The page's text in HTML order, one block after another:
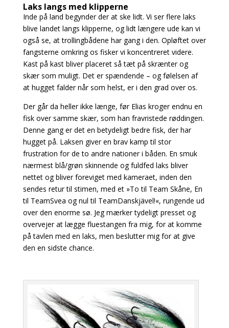
Laks langs med klipperne
Inde på land begynder der at ske lidt. Vi ser flere laks
blive landet langs klipperne, og lidt længere ude kan vi
også se, at trollingbådene har gang i den. Opløftet over
fangsterne omkring os fisker vi koncentreret videre.
Kast på kast bliver placeret så tæt på skrænter og
skær som muligt. Det er spændende – og følelsen af
at hugget falder når som helst, er i den grad over os.
Der går da heller ikke længe, før Elias kroger endnu en
fisk over samme skær, som han fravristede røddingen.
Denne gang er det en betydeligt bedre fisk, der har
hugget på. Laksen giver en brav kamp til stor
frustration for de to andre nationer i båden. En smuk
nærmest blå/grøn skinnende og fuldfed laks bliver
nettet og bliver foreviget med kameraet, inden den
sendes retur til stimen, med et »To til Team Skåne, En
til TeamSvea og nul til TeamDanskjävel!«, rungende ud
over den enorme sø. Jeg mærker tydeligt presset og
overvejer at lægge fluestangen fra mig, for at komme
på tavlen med en laks, men beslutter mig for at give
den en sidste chance.